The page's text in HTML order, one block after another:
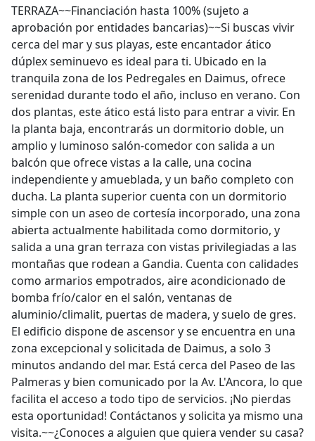
TERRAZA~~Financiación hasta 100% (sujeto a
aprobación por entidades bancarias)~~Si buscas vivir
cerca del mar y sus playas, este encantador ático
dúplex seminuevo es ideal para ti. Ubicado en la
tranquila zona de los Pedregales en Daimus, ofrece
serenidad durante todo el año, incluso en verano. Con
dos plantas, este ático está listo para entrar a vivir. En
la planta baja, encontrarás un dormitorio doble, un
amplio y luminoso salón-comedor con salida a un
balcón que ofrece vistas a la calle, una cocina
independiente y amueblada, y un baño completo con
ducha. La planta superior cuenta con un dormitorio
simple con un aseo de cortesía incorporado, una zona
abierta actualmente habilitada como dormitorio, y
salida a una gran terraza con vistas privilegiadas a las
montañas que rodean a Gandia. Cuenta con calidades
como armarios empotrados, aire acondicionado de
bomba frío/calor en el salón, ventanas de
aluminio/climalit, puertas de madera, y suelo de gres.
El edificio dispone de ascensor y se encuentra en una
zona excepcional y solicitada de Daimus, a solo 3
minutos andando del mar. Está cerca del Paseo de las
Palmeras y bien comunicado por la Av. L'Ancora, lo que
facilita el acceso a todo tipo de servicios. ¡No pierdas
esta oportunidad! Contáctanos y solicita ya mismo una
visita.~~¿Conoces a alguien que quiera vender su casa?